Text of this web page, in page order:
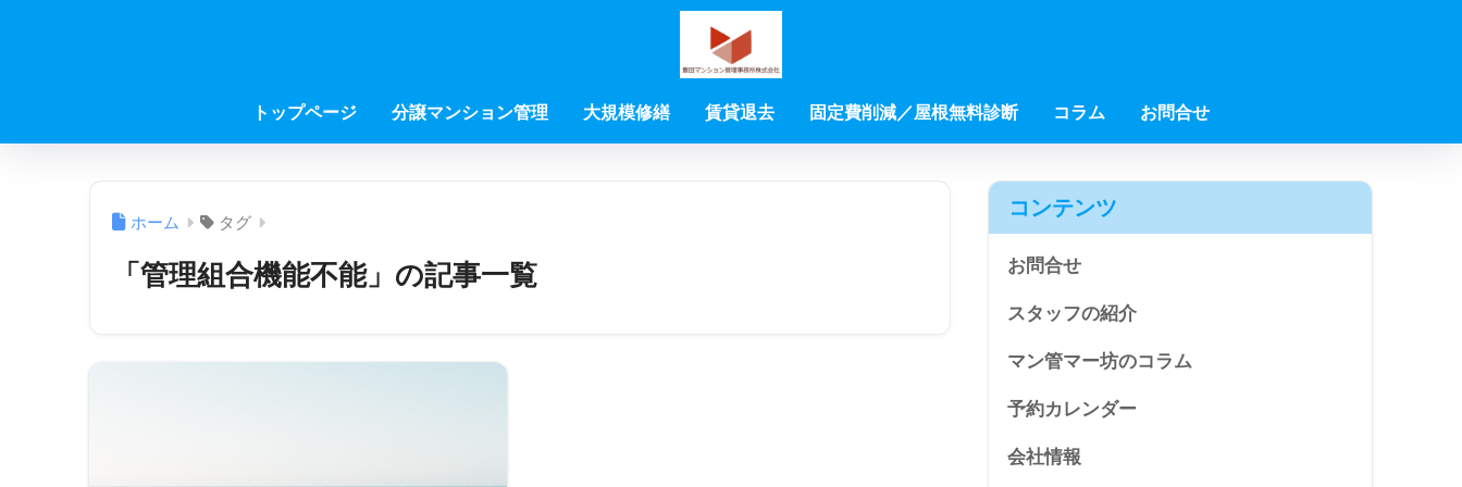
トップページ 分譲マンション管理 大規模修繕 賃貸退去 固定費削減／屋根無料診断 コラム お問合せ
ホーム タグ
「管理組合機能不能」の記事一覧
コンテンツ
お問合せ
スタッフの紹介
マン管マー坊のコラム
予約カレンダー
会社情報